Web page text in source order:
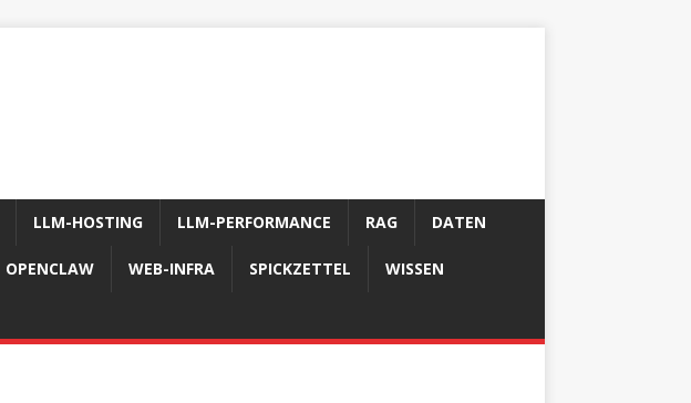
LLM-HOSTING LLM-PERFORMANCE RAG DATEN
OPENCLAW WEB-INFRA SPICKZETTEL WISSEN